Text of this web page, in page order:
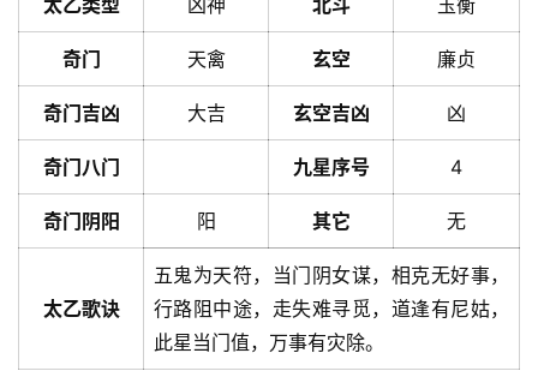
太乙类型 凶神 北斗 玉衡
奇门 天禽 玄空 廉贞
奇门吉凶 大吉 玄空吉凶 凶
奇门八门 九星序号 4
奇门阴阳 阳 其它 无
太乙歌诀
五鬼为天符，当门阴女谋，相克无好事，
行路阻中途，走失难寻觅，道逢有尼姑，
此星当门值，万事有灾除。